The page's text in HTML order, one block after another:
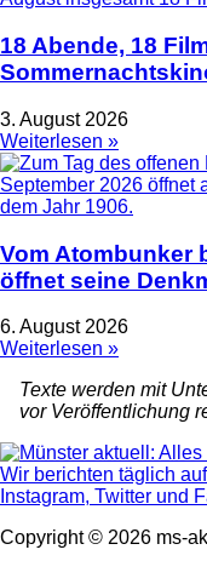
18 Abende, 18
3. August 2026
Weiterlesen »
Vom Atombunker
öffnet seine
6. August 2026
Weiterlesen »
Texte werden mit
vor Veröffentlichung
Copyright © 2026 ms-